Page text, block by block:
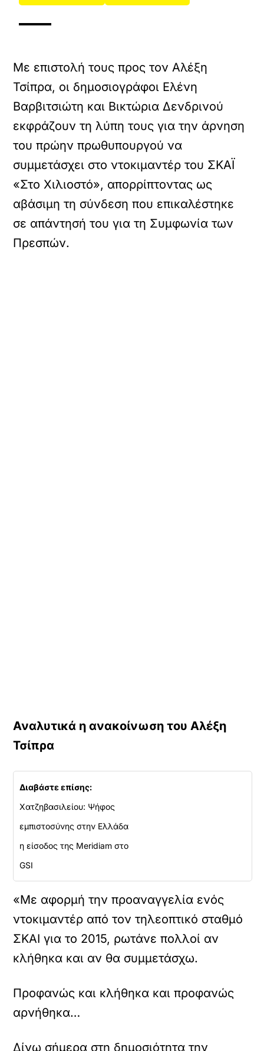
Με επιστολή τους προς τον Αλέξη
Τσίπρα, οι δημοσιογράφοι Ελένη
Βαρβιτσιώτη και Βικτώρια Δενδρινού
εκφράζουν τη λύπη τους για την άρνηση
του πρώην πρωθυπουργού να
συμμετάσχει στο ντοκιμαντέρ του ΣΚΑΪ
«Στο Χιλιοστό», απορρίπτοντας ως
αβάσιμη τη σύνδεση που επικαλέστηκε
σε απάντησή του για τη Συμφωνία των
Πρεσπών.
Αναλυτικά η ανακοίνωση του Αλέξη
Τσίπρα
Διαβάστε επίσης:
Χατζηβασιλείου: Ψήφος
εμπιστοσύνης στην Ελλάδα
η είσοδος της Meridiam στο
GSI
«Με αφορμή την προαναγγελία ενός
ντοκιμαντέρ από τον τηλεοπτικό σταθμό
ΣΚΑΙ για το 2015, ρωτάνε πολλοί αν
κλήθηκα και αν θα συμμετάσχω.
Προφανώς και κλήθηκα και προφανώς
αρνήθηκα…
Δίνω σήμερα στη δημοσιότητα την